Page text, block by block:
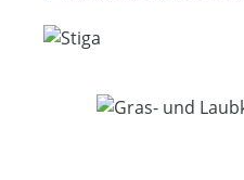
Bildergalerie überspringen